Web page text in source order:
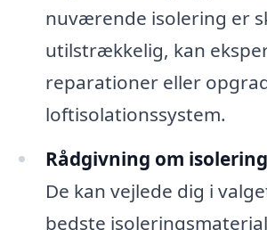
nuværende isolering er
utilstrækkelig, kan
reparationer eller
loftisolationssystem.
Rådgivning om
De kan vejlede dig i
bedste